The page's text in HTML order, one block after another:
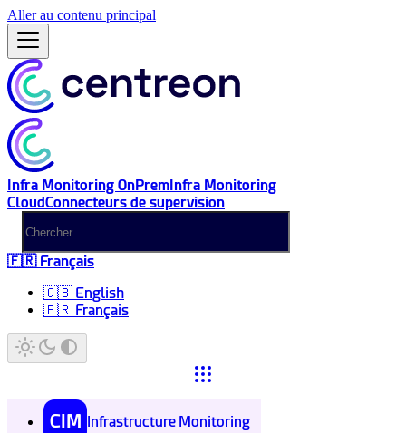
Aller au contenu principal
Infra Monitoring OnPremInfra Monitoring
CloudConnecteurs de supervision
🇫🇷 Français
🇬🇧 English
🇫🇷 Français
CIM Infrastructure Monitoring